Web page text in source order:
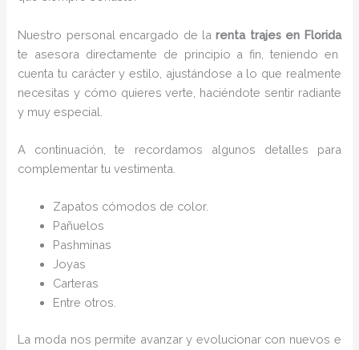
Nuestro personal encargado de larenta trajes en Florida
te asesora directamente de principio a fin, teniendo en
cuenta tu carácter y estilo, ajustándose a lo que realmente
necesitas y cómo quieres verte, haciéndote sentir radiante
y muy especial.
A continuación, te recordamos algunos detalles para
complementar tu vestimenta.
Zapatos cómodos de color.
Pañuelos
Pashminas
Joyas
Carteras
Entre otros.
La moda nos permite avanzar y evolucionar con nuevos e